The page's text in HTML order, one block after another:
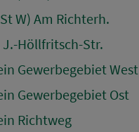
W) Am Richterh.
J.-Höllfritsch-Str.
Gewerbegebiet West
Gewerbegebiet Ost
Richtweg